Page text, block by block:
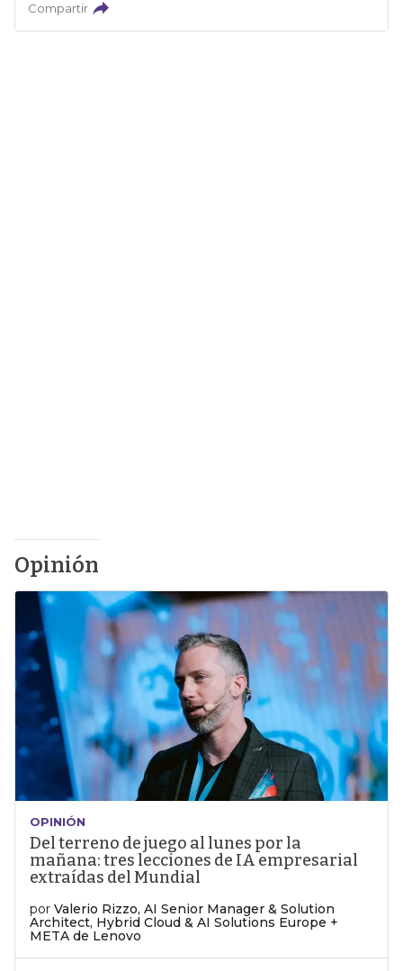
Compartir
Opinión
OPINIÓN
Del terreno de juego al lunes por la
mañana: tres lecciones de IA empresarial
extraídas del Mundial
por Valerio Rizzo, AI Senior Manager & Solution
Architect, Hybrid Cloud & AI Solutions Europe +
META de Lenovo